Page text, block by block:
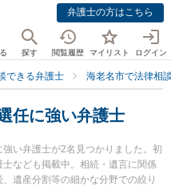
弁護士の方はこちら
探す 閲覧履歴 マイリスト ログイン
できる弁護士 海老名市で法律相
任に強い弁護士
い弁護士が2名見つかりました。初
なども掲載中。相続・遺言に関係
遺産分割等の細かな分野での絞り